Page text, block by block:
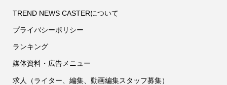
TREND NEWS CASTERについて
プライバシーポリシー
ランキング
媒体資料・広告メニュー
求人（ライター、編集、動画編集スタッフ募集）